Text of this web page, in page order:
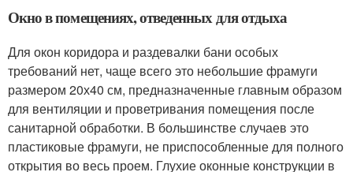
Окно в помещениях, отведенных для отдыха
Для окон коридора и раздевалки бани особых
требований нет, чаще всего это небольшие фрамуги
размером 20х40 см, предназначенные главным образом
для вентиляции и проветривания помещения после
санитарной обработки. В большинстве случаев это
пластиковые фрамуги, не приспособленные для полного
открытия во весь проем. Глухие оконные конструкции в